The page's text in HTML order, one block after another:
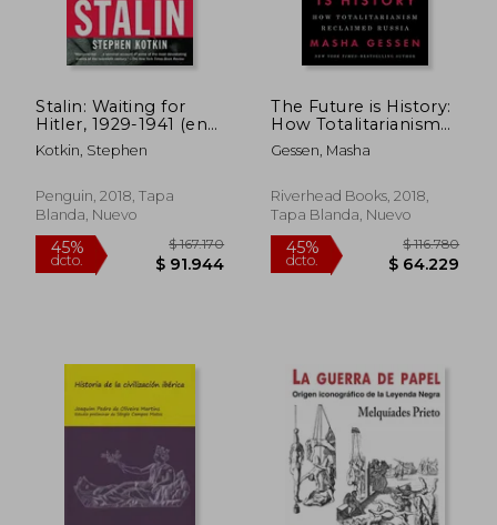
45%
dcto.
$ 204.277
$ 112.352
45%
dcto.
$
$
Stalin: Waiting for
Hitler, 1929-1941 (en
Inglés)
Kotkin, Stephen
Penguin, 2018, Tapa
Blanda, Nuevo
The Future is History:
How Totalitarianism
Reclaimed Russia (en
Inglés)
Gessen, Masha
Riverhead Books, 2018,
Tapa Blanda, Nuevo